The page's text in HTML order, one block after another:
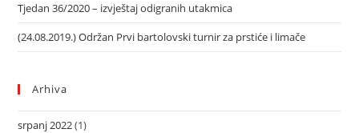
Tjedan 36/2020 – izvještaj odigranih utakmica
(24.08.2019.) Održan Prvi bartolovski turnir za prstiće i limače
Arhiva
srpanj 2022(1)